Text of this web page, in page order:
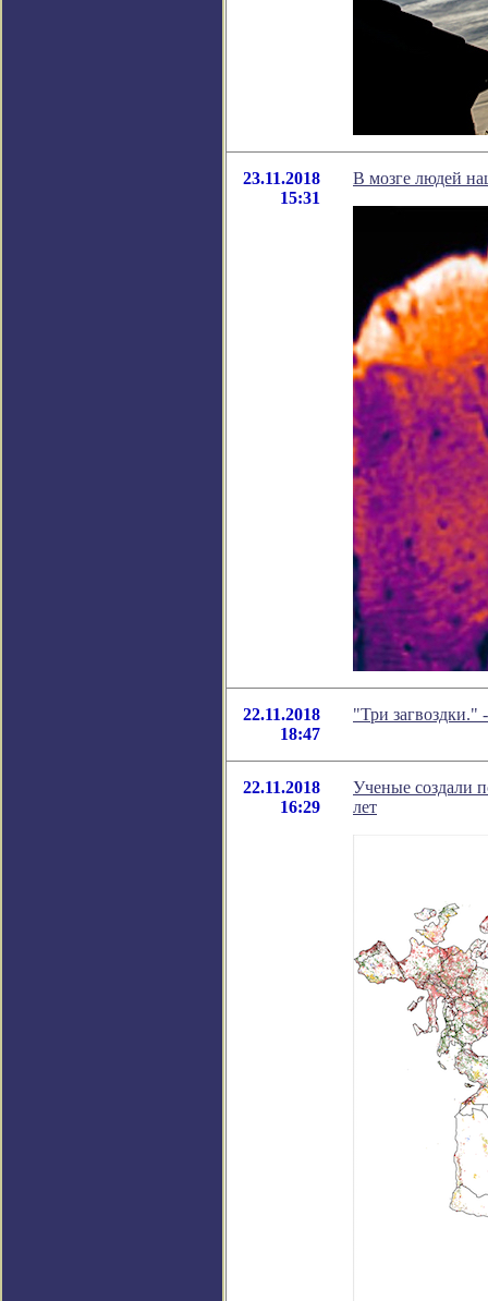
23.11.2018
15:31
В мозге людей
22.11.2018
18:47
"Три загвоздки."
22.11.2018
16:29
Ученые создали
лет